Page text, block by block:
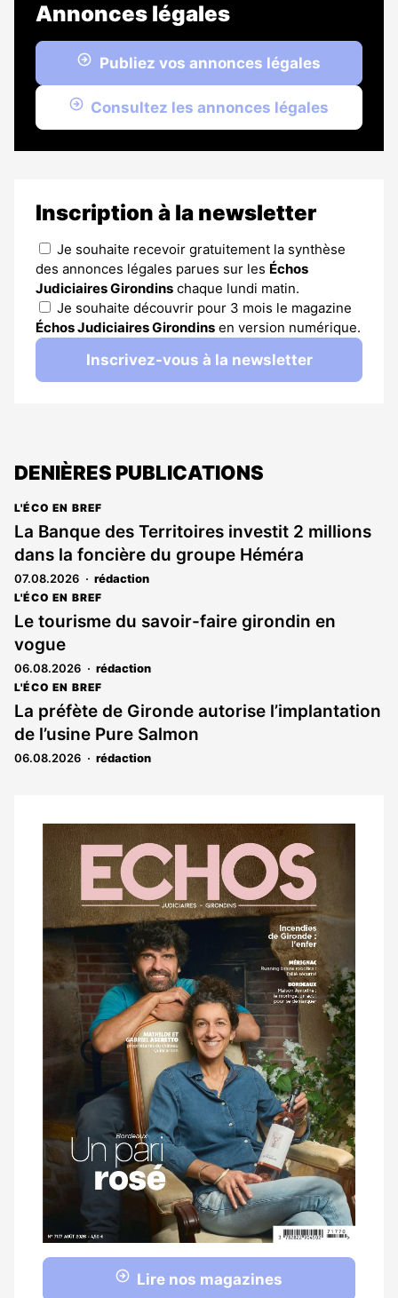
Annonces légales
Publiez vos annonces légales
Consultez les annonces légales
Inscription à la newsletter
Je souhaite recevoir gratuitement la synthèse
des annonces légales parues sur les Échos
Judiciaires Girondins chaque lundi matin.
Je souhaite découvrir pour 3 mois le magazine
Échos Judiciaires Girondins en version numérique.
Inscrivez-vous à la newsletter
DENIÈRES PUBLICATIONS
L'ÉCO EN BREF
La Banque des Territoires investit 2 millions
dans la foncière du groupe Héméra
07.08.2026 rédaction
L'ÉCO EN BREF
Le tourisme du savoir-faire girondin en
vogue
06.08.2026 rédaction
L'ÉCO EN BREF
La préfète de Gironde autorise l’implantation
de l’usine Pure Salmon
06.08.2026 rédaction
Notre
dernier
magazine
Lire nos magazines